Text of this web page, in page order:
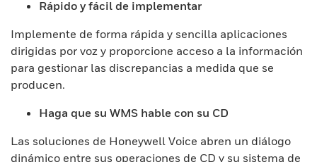
Rápido y fácil de implementar
Implemente de forma rápida y sencilla aplicaciones
dirigidas por voz y proporcione acceso a la información
para gestionar las discrepancias a medida que se
producen.
Haga que su WMS hable con su CD
Las soluciones de Honeywell Voice abren un diálogo
dinámico entre sus operaciones de CD y su sistema de